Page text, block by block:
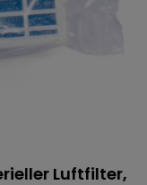
Luftfilter,